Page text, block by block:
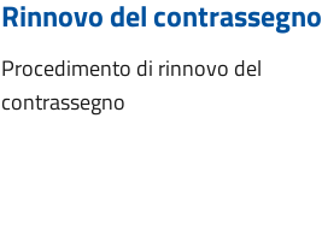
Rinnovo del contrassegno
Procedimento di rinnovo del
contrassegno